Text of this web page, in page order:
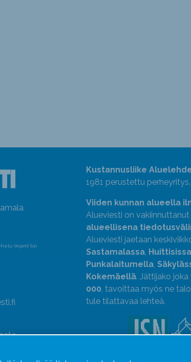
(mpm) tai
Kustannusliike
1981 perustettu perheyritys.
Viiden kunnan alueella
Alueviesti on
alueellisena
Alueviesti jaetaan
Sastamalassa, Huittisissa
Punkalaitumella,
Kokemäellä. Jättijako joka
000, tavoittaa myös ne
tule tilattavaa lehteä.